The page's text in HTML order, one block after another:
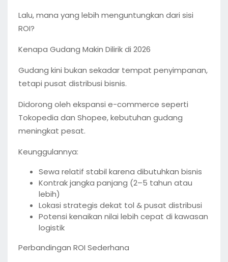
Lalu, mana yang lebih menguntungkan dari sisi
ROI?
Kenapa Gudang Makin Dilirik di 2026
Gudang kini bukan sekadar tempat penyimpanan,
tetapi pusat distribusi bisnis.
Didorong oleh ekspansi e-commerce seperti
Tokopedia dan Shopee, kebutuhan gudang
meningkat pesat.
Keunggulannya:
Sewa relatif stabil karena dibutuhkan bisnis
Kontrak jangka panjang (2–5 tahun atau
lebih)
Lokasi strategis dekat tol & pusat distribusi
Potensi kenaikan nilai lebih cepat di kawasan
logistik
Perbandingan ROI Sederhana